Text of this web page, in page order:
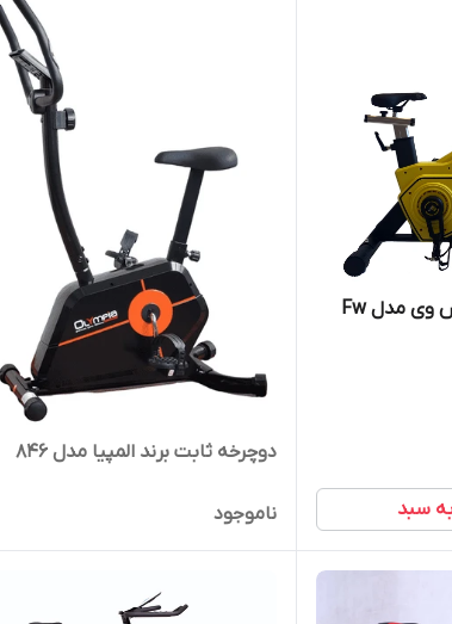
دوچرخه اسپینیگ فرش وی مدل Fw
سبد
دوچرخه ثابت برند المپیا مدل 846
ناموجود